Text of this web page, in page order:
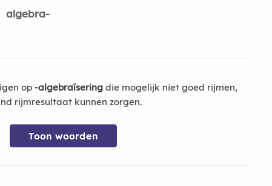
algebra-
op -algebraïsering die mogelijk niet goed rijmen,
rijmresultaat kunnen zorgen.
Toon woorden